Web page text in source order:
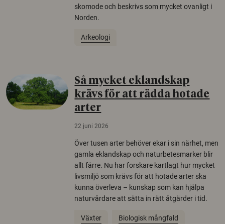
skomode och beskrivs som mycket ovanligt i
Norden.
Arkeologi
Så mycket eklandskap
krävs för att rädda hotade
arter
22 juni 2026
Över tusen arter behöver ekar i sin närhet, men
gamla eklandskap och naturbetesmarker blir
allt färre. Nu har forskare kartlagt hur mycket
livsmiljö som krävs för att hotade arter ska
kunna överleva – kunskap som kan hjälpa
naturvårdare att sätta in rätt åtgärder i tid.
Växter Biologisk mångfald